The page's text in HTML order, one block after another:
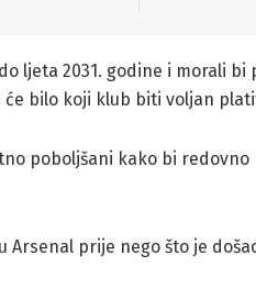
ljeta 2031. godine i morali
bilo koji klub biti voljan
poboljšani kako bi
Arsenal prije nego što je